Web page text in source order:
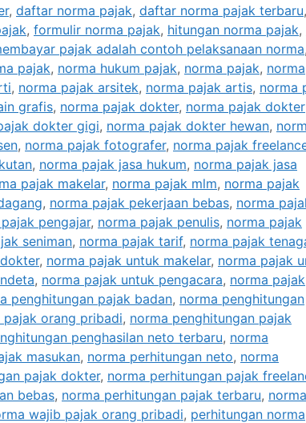
, daftar norma pajak, daftar norma pajak terbaru,
, formulir norma pajak, hitungan norma pajak,
pajak adalah contoh pelaksanaan norma,
pajak, norma hukum pajak, norma pajak, norma
, norma pajak arsitek, norma pajak artis, norma
grafis, norma pajak dokter, norma pajak dokter
dokter gigi, norma pajak dokter hewan,
, norma pajak fotografer, norma pajak
, norma pajak jasa hukum, norma pajak jasa
pajak makelar, norma pajak mlm, norma pajak
, norma pajak pekerjaan bebas, norma
pengajar, norma pajak penulis, norma pajak
seniman, norma pajak tarif, norma pajak
, norma pajak untuk makelar, norma pajak
, norma pajak untuk pengacara, norma pajak
penghitungan pajak badan, norma penghitungan
orang pribadi, norma penghitungan pajak
penghasilan neto terbaru, norma
masukan, norma perhitungan neto, norma
pajak dokter, norma perhitungan pajak
bebas, norma perhitungan pajak terbaru, norma
wajib pajak orang pribadi, perhitungan norma